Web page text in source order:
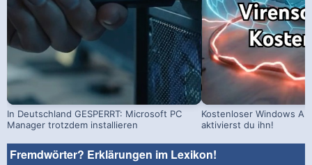
In Deutschland GESPERRT: Microsoft PC
Manager trotzdem installieren
Kostenloser Windows
aktivierst du ihn!
Fremdwörter? Erklärungen im Lexikon!